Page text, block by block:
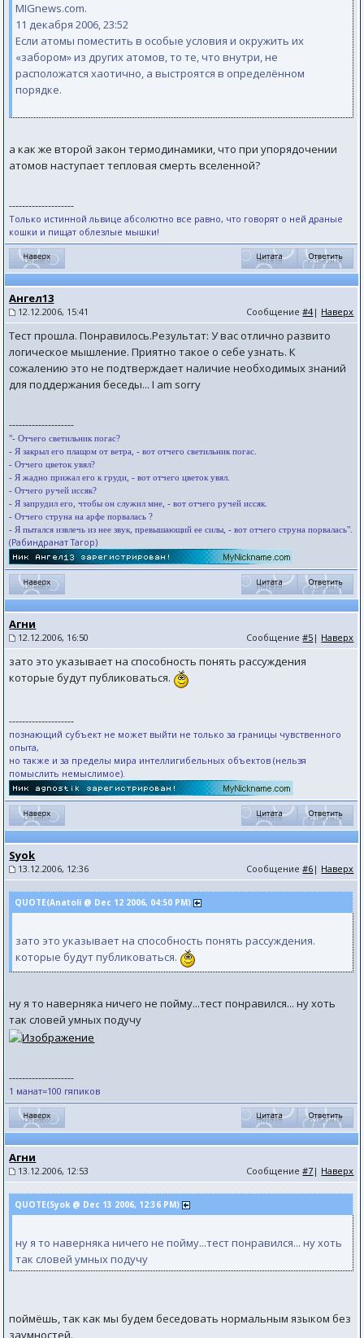
MIGnews.com.
11 декабря 2006, 23:52
Если атомы поместить в особые условия и окружить их
«забором» из других атомов, то те, что внутри, не
расположатся хаотично, а выстроятся в определённом
порядке.
а как же второй закон термодинамики, что при упорядочении
атомов наступает тепловая смерть вселенной?
--------------------
Только истинной львице абсолютно все равно, что говорят о ней драные
кошки и пищат облезлые мышки! ​ ​
Ангел13
12.12.2006, 15:41 Сообщение#4| Наверх
Тест прошла. Понравилось.Результат: У вас отлично развито
логическое мышление. Приятно такое о себе узнать. К
сожалению это не подтверждает наличие необходимых знаний
для поддержания беседы... I am sorry
--------------------
"- Отчего светильник погас?
- Я закрыл его плащом от ветра, - вот отчего светильник погас.
- Отчего цветок увял?
- Я жадно прижал его к груди, - вот отчего цветок увял.
- Отчего ручей иссяк?
- Я запрудил его, чтобы он служил мне, - вот отчего ручей иссяк.
- Отчего струна на арфе порвалась ?
- Я пытался извлечь из нее звук, превышающий ее силы, - вот отчего струна порвалась".
(Рабиндранат Тагор)
Агни
12.12.2006, 16:50 Сообщение#5 | Наверх
зато это указывает на способность понять рассуждения
которые будут публиковаться.
--------------------
познающий субъект не может выйти не только за границы чувственного
опыта,
но также и за пределы мира интеллигибельных объектов (нельзя
помыслить немыслимое).
Syok
13.12.2006, 12:36 Сообщение#6 | Наверх
QUOTE(Anatoli @ Dec 12 2006, 04:50 PM)
зато это указывает на способность понять рассуждения.
которые будут публиковаться.
ну я то наверняка ничего не пойму...тест понравился... ну хоть
так словей умных подучу
--------------------
1 манат=100 гяпиков
Агни
13.12.2006, 12:53 Сообщение#7 | Наверх
QUOTE(Syok @ Dec 13 2006, 12:36 PM)
ну я то наверняка ничего не пойму...тест понравился... ну хоть
так словей умных подучу
поймёшь, так как мы будем беседовать нормальным языком без
заумностей.